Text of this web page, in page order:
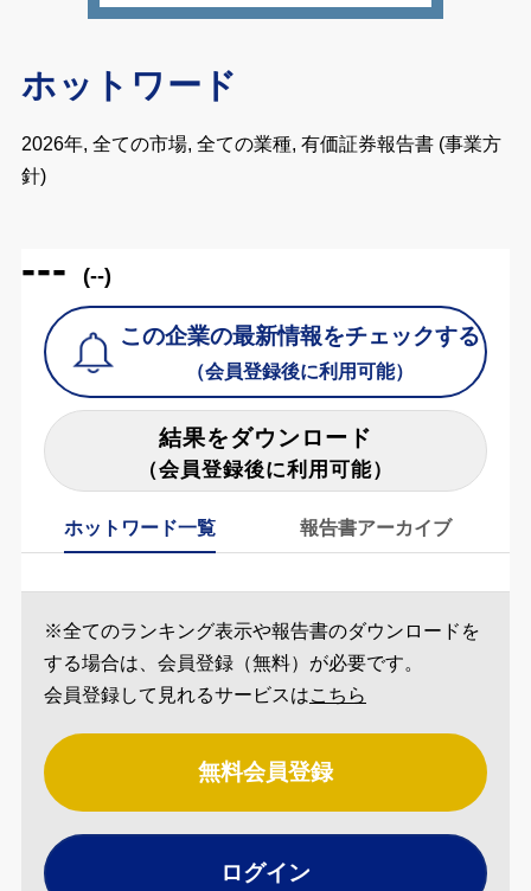
ホットワード
2026年, 全ての市場, 全ての業種, 有価証券報告書 (事業方
針)
--- (--)
この企業の最新情報をチェックする
（会員登録後に利用可能）
結果をダウンロード
（会員登録後に利用可能）
ホットワード一覧 報告書アーカイブ
※全てのランキング表示や報告書のダウンロードを
する場合は、会員登録（無料）が必要です。
会員登録して見れるサービスはこちら
無料会員登録
ログイン